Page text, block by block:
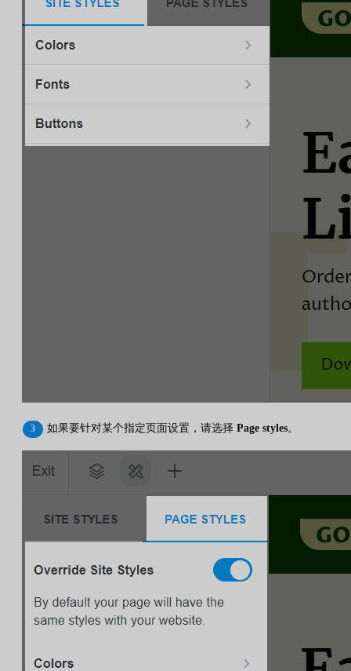
如果要针对某个指定页面设置，请选择 Page styles。